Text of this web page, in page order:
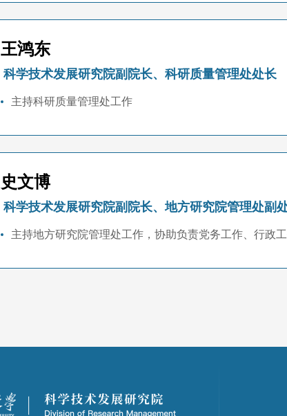
王鸿东
科学技术发展研究院副院长、科研质量管理处处长
主持科研质量管理处工作
史文博
科学技术发展研究院副院长、地方研究院管理处副
主持地方研究院管理处工作，协助负责党务工作、行政